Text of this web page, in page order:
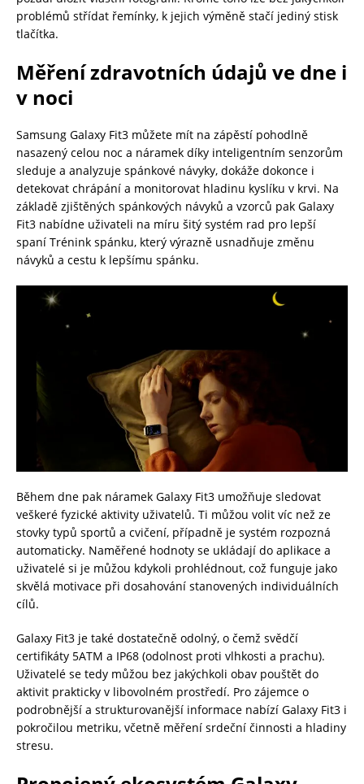
problémů střídat řemínky, k jejich výměně stačí jediný stisk
tlačítka.
Měření zdravotních údajů ve dne i
v noci
Samsung Galaxy Fit3 můžete mít na zápěstí pohodlně
nasazený celou noc a náramek díky inteligentním senzorům
sleduje a analyzuje spánkové návyky, dokáže dokonce i
detekovat chrápání a monitorovat hladinu kyslíku v krvi. Na
základě zjištěných spánkových návyků a vzorců pak Galaxy
Fit3 nabídne uživateli na míru šitý systém rad pro lepší
spaní Trénink spánku, který výrazně usnadňuje změnu
návyků a cestu k lepšímu spánku.
Během dne pak náramek Galaxy Fit3 umožňuje sledovat
veškeré fyzické aktivity uživatelů. Ti můžou volit víc než ze
stovky typů sportů a cvičení, případně je systém rozpozná
automaticky. Naměřené hodnoty se ukládají do aplikace a
uživatelé si je můžou kdykoli prohlédnout, což funguje jako
skvělá motivace při dosahování stanovených individuálních
cílů.
Galaxy Fit3 je také dostatečně odolný, o čemž svědčí
certifikáty 5ATM a IP68 (odolnost proti vlhkosti a prachu).
Uživatelé se tedy můžou bez jakýchkoli obav pouštět do
aktivit prakticky v libovolném prostředí. Pro zájemce o
podrobnější a strukturovanější informace nabízí Galaxy Fit3 i
pokročilou metriku, včetně měření srdeční činnosti a hladiny
stresu.